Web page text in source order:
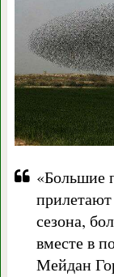
«Большие
сезона,
вместе в
Мейдан